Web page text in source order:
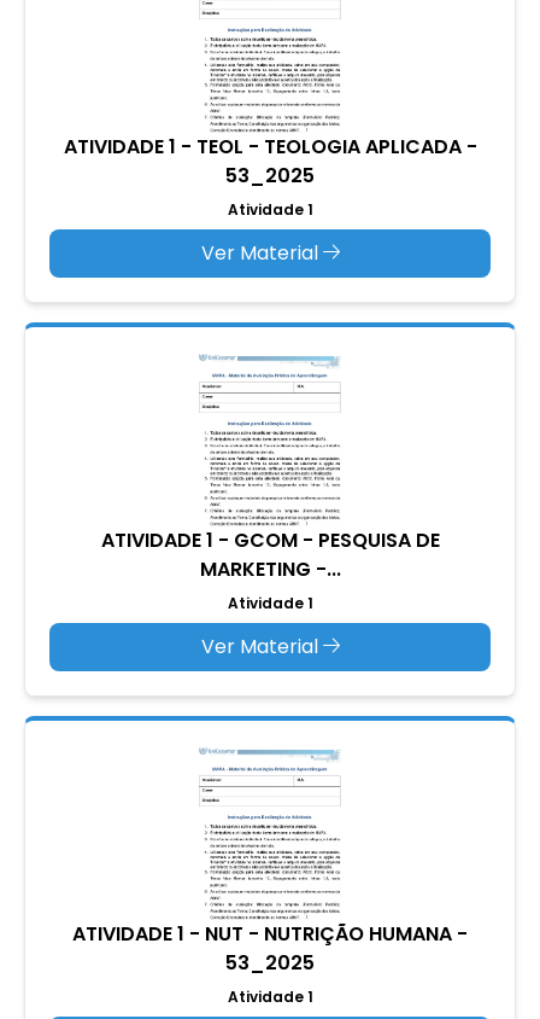
ATIVIDADE 1 - TEOL - TEOLOGIA APLICADA -
53_2025
Atividade 1
Ver Material
ATIVIDADE 1 - GCOM - PESQUISA DE
MARKETING -...
Atividade 1
Ver Material
ATIVIDADE 1 - NUT - NUTRIÇÃO HUMANA -
53_2025
Atividade 1